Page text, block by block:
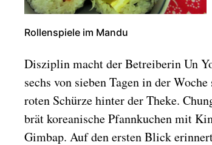
Rollenspiele im Mandu
Disziplin macht der Betreiberin Un
sechs von sieben Tagen in der
roten Schürze hinter der Theke.
brät koreanische Pfannkuchen mit
Gimbap. Auf den ersten Blick